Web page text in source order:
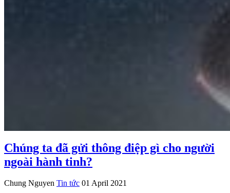
Chúng ta đã gửi thông điệp gì cho người
ngoài hành tinh?
Chung Nguyen Tin tức 01 April 2021